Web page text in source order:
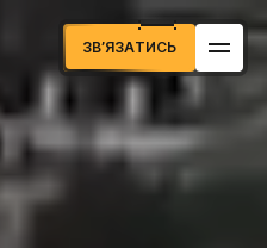
ЗВ’ЯЗАТИСЬ